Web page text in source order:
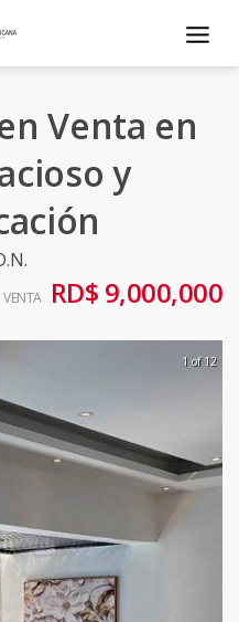
Venta en
y
VENTA RD$ 9,000,000
1 of 12